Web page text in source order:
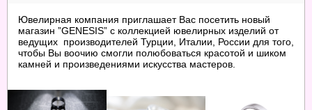
Ювелирная компания приглашает Вас посетить новый
магазин ”GENESIS” с коллекцией ювелирных изделий от
ведущих производителей Турции, Италии, России для того,
чтобы Вы воочию смогли полюбоваться красотой и шиком
камней и произведениями искусства мастеров.